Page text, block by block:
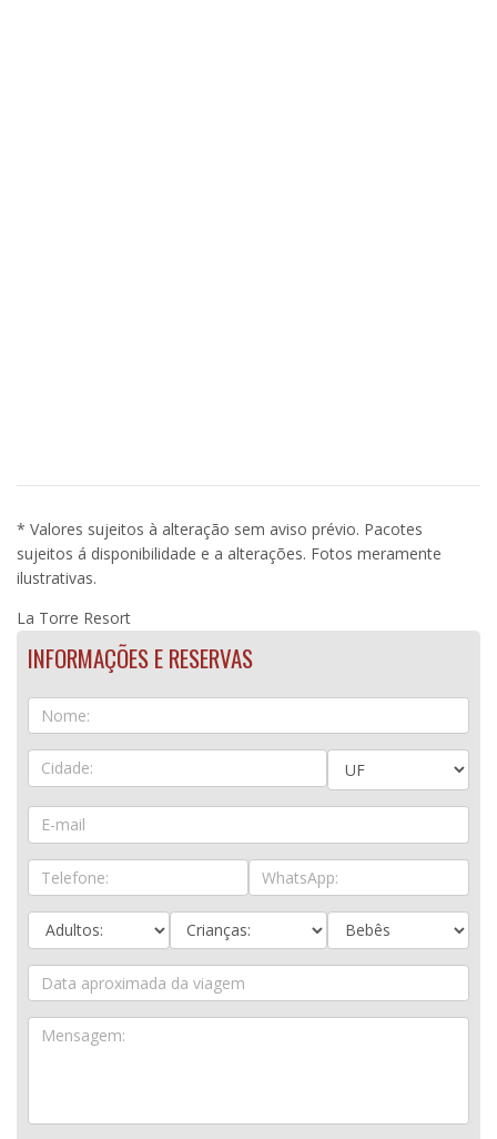
* Valores sujeitos à alteração sem aviso prévio. Pacotes
sujeitos á disponibilidade e a alterações. Fotos meramente
ilustrativas.
La Torre Resort
INFORMAÇÕES E RESERVAS